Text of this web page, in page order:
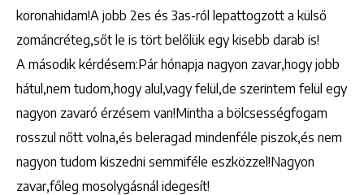
koronahidam!A jobb 2es és 3as-ról lepattogzott a külső
zománcréteg,sőt le is tört belőlük egy kisebb darab is!
A második kérdésem:Pár hónapja nagyon zavar,hogy jobb
hátul,nem tudom,hogy alul,vagy felül,de szerintem felül egy
nagyon zavaró érzésem van!Mintha a bölcsességfogam
rosszul nőtt volna,és beleragad mindenféle piszok,és nem
nagyon tudom kiszedni semmiféle eszközzel!Nagyon
zavar,főleg mosolygásnál idegesít!